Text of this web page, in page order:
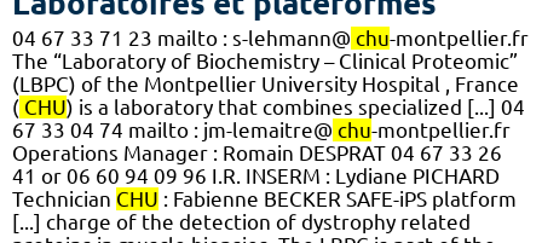
04 67 33 71 23 mailto : s-lehmann@ chu-montpellier.fr
The “Laboratory of Biochemistry – Clinical Proteomic”
(LBPC) of the Montpellier University Hospital , France
( CHU) is a laboratory that combines specialized [...] 04
67 33 04 74 mailto : jm-lemaitre@ chu-montpellier.fr
Operations Manager : Romain DESPRAT 04 67 33 26
41 or 06 60 94 09 96 I.R. INSERM : Lydiane PICHARD
Technician CHU : Fabienne BECKER SAFE-iPS platform
[...] charge of the detection of dystrophy related